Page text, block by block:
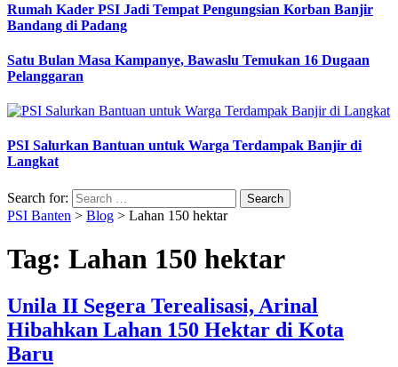
Rumah Kader PSI Jadi Tempat Pengungsian Korban Banjir
Bandang di Padang
Satu Bulan Masa Kampanye, Bawaslu Temukan 16 Dugaan
Pelanggaran
PSI Salurkan Bantuan untuk Warga Terdampak Banjir di
Langkat
Search for:
PSI Banten > Blog > Lahan 150 hektar
Tag: Lahan 150 hektar
Unila II Segera Terealisasi, Arinal
Hibahkan Lahan 150 Hektar di Kota
Baru